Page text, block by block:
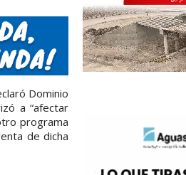
Dominio
a “afectar
programa
de dicha